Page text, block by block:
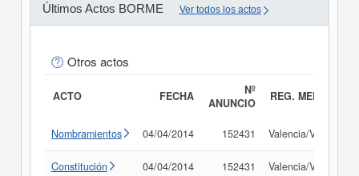
Últimos Actos BORME Ver todos los actos
Otros actos
ACTO FECHA
Nº
ANUNCIO
REG. MERC.
Nombramientos 04/04/2014 152431 Valencia/València
Constitución 04/04/2014 152431 Valencia/València